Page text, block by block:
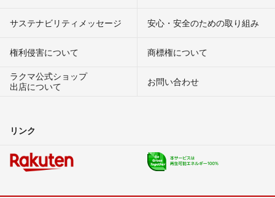
サステナビリティメッセージ 安心・安全のための取り組み
権利侵害について
商標権について
ラクマ公式ショップ
出店について
お問い合わせ
リンク